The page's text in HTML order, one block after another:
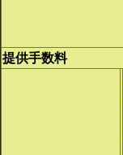
提供手数料